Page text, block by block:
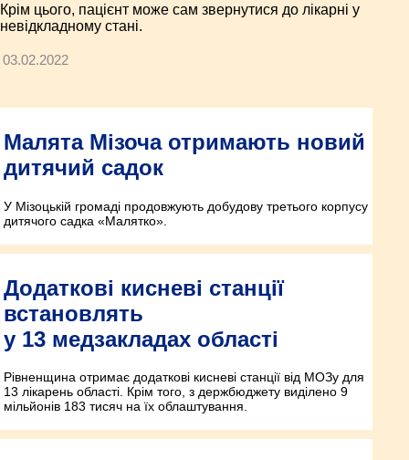
Крім цього, пацієнт може сам звернутися до лікарні у
невідкладному стані.
03.02.2022
Малята Мізоча отримають новий
дитячий садок
У Мізоцькій громаді продовжують добудову третього корпусу
дитячого садка «Малятко».
Додаткові кисневі станції
встановлять
у 13 медзакладах області
Рівненщина отримає додаткові кисневі станції від МОЗу для
13 лікарень області. Крім того, з держбюджету виділено 9
мільйонів 183 тисяч на їх облаштування.